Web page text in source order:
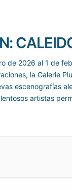
de 2026 al 1 de
la Galerie
escenografías
artistas